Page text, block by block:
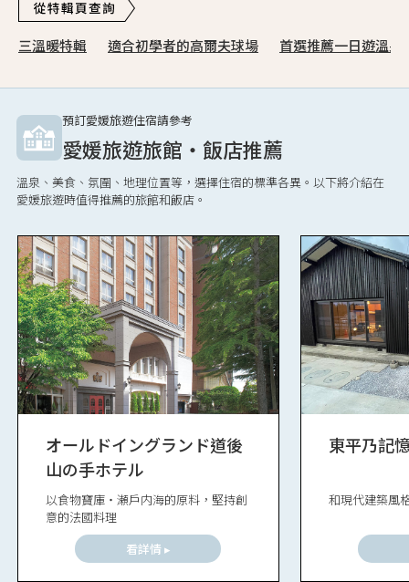
三溫暖特輯 適合初學者的高爾夫球場 首選推薦一日遊溫泉
預訂愛媛旅遊住宿請參考
愛媛旅遊旅館・飯店推薦
溫泉、美食、氛圍、地理位置等，選擇住宿的標準各異。以下將介紹在
愛媛旅遊時值得推薦的旅館和飯店。
オールドイングランド道後
山の手ホテル
以食物寶庫・瀬戶内海的原料，堅持創
意的法國料理
看詳情 ▸
東平乃記
和現代建築風